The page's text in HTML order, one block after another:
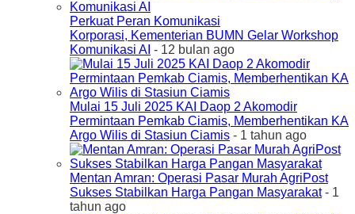
Perkuat Peran Komunikasi
Korporasi, Kementerian BUMN Gelar Workshop
Komunikasi AI - 12 bulan ago
Mulai 15 Juli 2025 KAI Daop 2 Akomodir
Permintaan Pemkab Ciamis, Memberhentikan KA
Argo Wilis di Stasiun Ciamis - 1 tahun ago
Mentan Amran: Operasi Pasar Murah AgriPost
Sukses Stabilkan Harga Pangan Masyarakat- 1
tahun ago